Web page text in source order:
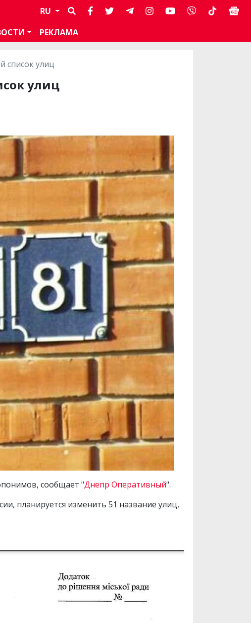
RU
РЕКЛАМА
список улиц
улиц
сообщает "Днепр Оперативный".
планируется изменить 51 название улиц,